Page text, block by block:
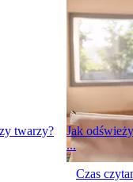
twarzy?
Jak
...
Czas